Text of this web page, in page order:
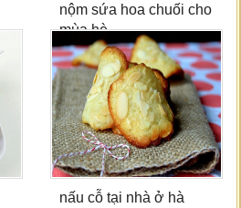
nộm sứa hoa chuối cho
mùa hè
nấu cỗ tại nhà ở hà